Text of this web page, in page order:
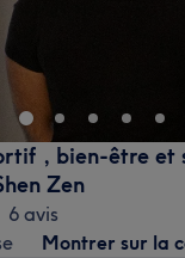
, bien-être et
Zen
6 avis
Montrer sur la